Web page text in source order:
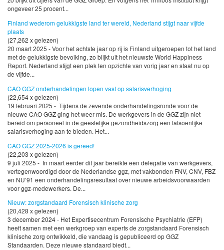
ongeveer 25 procent...
Finland wederom gelukkigste land ter wereld, Nederland stijgt naar vijfde
plaats
(27,262 x gelezen)
20 maart 2025 - Voor het achtste jaar op rij is Finland uitgeroepen tot het land
met de gelukkigste bevolking, zo blijkt uit het nieuwste World Happiness
Report. Nederland stijgt een plek ten opzichte van vorig jaar en staat nu op
de vijfde...
CAO GGZ onderhandelingen lopen vast op salarisverhoging
(22,654 x gelezen)
19 februari 2025 - Tijdens de zevende onderhandelingsronde voor de
nieuwe CAO GGZ ging het weer mis. De werkgevers in de GGZ zijn niet
bereid om personeel in de geestelijke gezondheidszorg een fatsoenlijke
salarisverhoging aan te bieden. Het...
CAO GGZ 2025-2026 is gereed!
(22,203 x gelezen)
9 juli 2025 - In maart eerder dit jaar bereikte een delegatie van werkgevers,
vertegenwoordigd door de Nederlandse ggz, met vakbonden FNV, CNV, FBZ
en NU’91 een onderhandelingsresultaat over nieuwe arbeidsvoorwaarden
voor ggz-medewerkers. De...
Nieuw: zorgstandaard Forensisch klinische zorg
(20,428 x gelezen)
3 december 2024 - Het Expertisecentrum Forensische Psychiatrie (EFP)
heeft samen met een werkgroep van experts de zorgstandaard Forensisch
klinische zorg ontwikkeld, die vandaag is gepubliceerd op GGZ
Standaarden. Deze nieuwe standaard biedt...